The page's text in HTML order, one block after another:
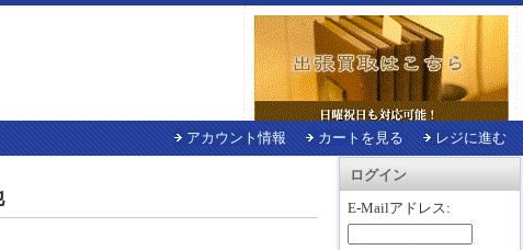
アカウント情報 カートを見る レジに進む
ログイン
E-Mailアドレス: